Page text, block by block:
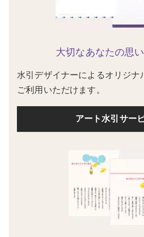
大切なあなたの思
水引デザイナーによるオリジナ
ご利用いただけます。
アート水引サー